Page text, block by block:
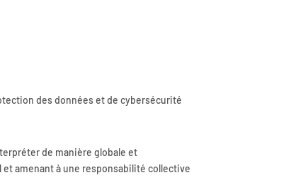
des données et de cybersécurité
de manière globale et
amenant à une responsabilité collective